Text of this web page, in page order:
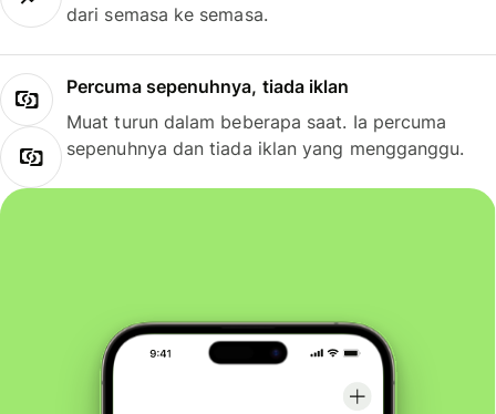
dari semasa ke semasa.
Percuma sepenuhnya, tiada iklan
Muat turun dalam beberapa saat. Ia percuma
sepenuhnya dan tiada iklan yang mengganggu.